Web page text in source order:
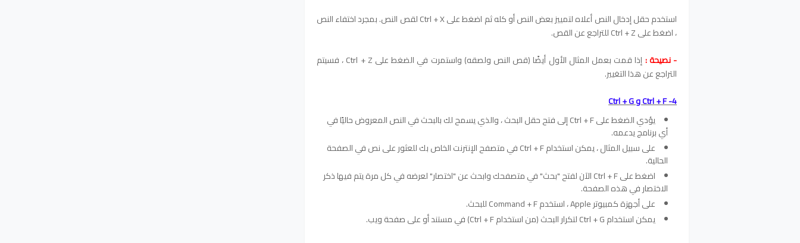
استخدم حقل إدخال النص أعلاه لتمييز بعض النص أو كله ثم اضغط على Ctrl + X لقص النص. بمجرد اختفاء النص
، اضغط على Ctrl + Z للتراجع عن القص.
- نصيحة :
إذا قمت بعمل المثال الأول أيضًا (قص النص ولصقه) واستمرت في الضغط على Ctrl + Z ، فسيتم
التراجع عن هذا التغيير.
4- Ctrl + F و Ctrl + G
يؤدي الضغط على Ctrl + F إلى فتح حقل البحث ، والذي يسمح لك بالبحث في النص المعروض حاليًا في
أي برنامج يدعمه.
على سبيل المثال ، يمكن استخدام Ctrl + F في متصفح الإنترنت الخاص بك للعثور على نص في الصفحة
الحالية.
اضغط على Ctrl + F الآن لفتح "بحث" في متصفحك وابحث عن "اختصار" لعرضه في كل مرة يتم فيها ذكر
الاختصار في هذه الصفحة.
على أجهزة كمبيوتر Apple ، استخدم Command + F للبحث.
يمكن استخدام Ctrl + G لتكرار البحث (من استخدام Ctrl + F) في مستند أو على صفحة ويب.